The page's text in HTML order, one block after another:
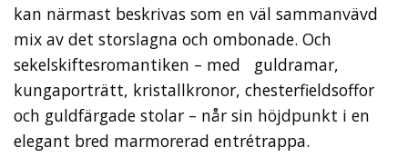
kan närmast beskrivas som en väl sammanvävd
mix av det storslagna och ombonade. Och
sekelskiftesromantiken – med guldramar,
kungaporträtt, kristallkronor, chesterfieldsoffor
och guldfärgade stolar – når sin höjdpunkt i en
elegant bred marmorerad entrétrappa.